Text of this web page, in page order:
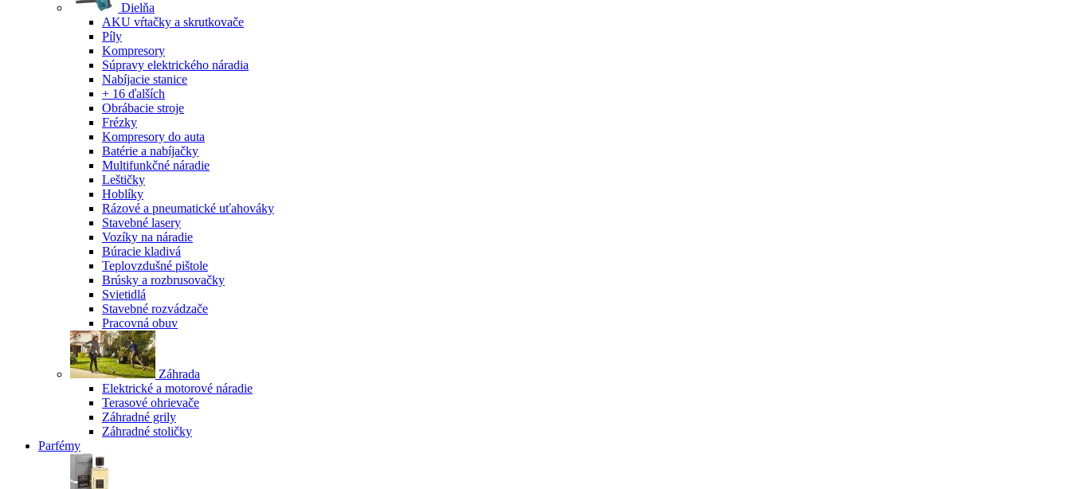
Dielňa
AKU vŕtačky a skrutkovače
Píly
Kompresory
Súpravy elektrického náradia
Nabíjacie stanice
+ 16 ďalších
Obrábacie stroje
Frézky
Kompresory do auta
Batérie a nabíjačky
Multifunkčné náradie
Leštičky
Hoblíky
Rázové a pneumatické uťahováky
Stavebné lasery
Vozíky na náradie
Búracie kladivá
Teplovzdušné pištole
Brúsky a rozbrusovačky
Svietidlá
Stavebné rozvádzače
Pracovná obuv
Záhrada
Elektrické a motorové náradie
Terasové ohrievače
Záhradné grily
Záhradné stoličky
Parfémy